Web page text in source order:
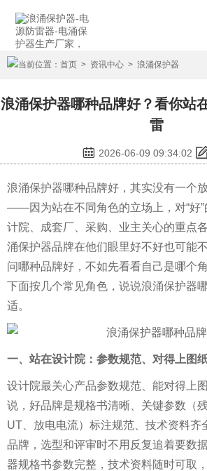
当前位置： 首页 > 资讯中心 > 浪涌保护器
浪涌保护器哪种品牌好？看你站
雷
2026-06-09 09:34:02
浪涌保护器哪种品牌好，其实没有一个
——因为站在不同角色的立场上，对“好”
计院、成套厂、采购、业主关心的重点
涌保护器品牌在他们眼里好不好也可能
问哪种品牌好，不如先看看自己是哪个
下面按几个常见角色，说说浪涌保护器
适。
一、站在设计院：参数规范、对得上图
设计院最关心产品参数规范、能对得上
说，好品牌是规格书清晰、关键参数（
UT、放电电流）标注规范、技术资料齐
品牌，选型和评审时不用反复追着要数
器规格书参数完整，技术资料随时可取